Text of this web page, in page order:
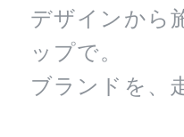
デザインから
ップで。
ブランドを、